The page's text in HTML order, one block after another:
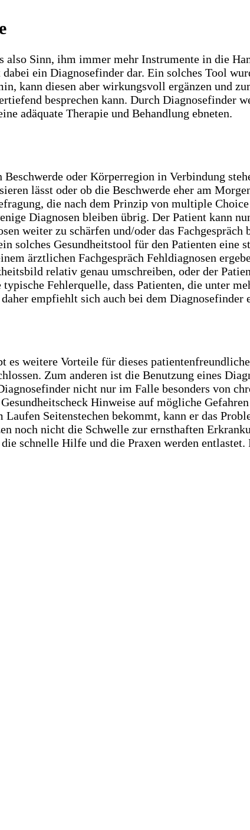
also Sinn, ihm immer mehr Instrumente in die
ein Diagnosefinder dar. Ein solches Tool
kann diesen aber wirkungsvoll ergänzen und
besprechen kann. Durch Diagnosefinder
adäquate Therapie und Behandlung ebneten.
oder Körperregion in Verbindung
lässt oder ob die Beschwerde eher am
die nach dem Prinzip von multiple
Diagnosen bleiben übrig. Der Patient kann
weiter zu schärfen und/oder das
solches Gesundheitstool für den Patienten eine
ärztlichen Fachgespräch Fehldiagnosen
relativ genau umschreiben, oder der
Fehlerquelle, dass Patienten, die unter
empfiehlt sich auch bei dem
weitere Vorteile für dieses
Zum anderen ist die Benutzung eines
nicht nur im Falle besonders von
Hinweise auf mögliche
Seitenstechen bekommt, kann er das
noch nicht die Schwelle zur ernsthaften
schnelle Hilfe und die Praxen werden